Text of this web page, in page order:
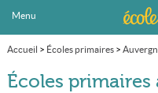
Menu
Accueil > Écoles primaires>
Écoles